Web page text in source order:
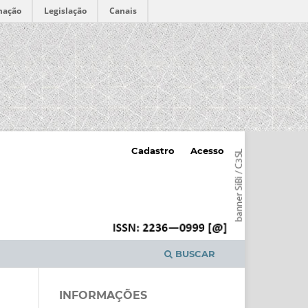
Legislação Canais
BUSCAR
Cadastro Acesso
INFORMAÇÕES